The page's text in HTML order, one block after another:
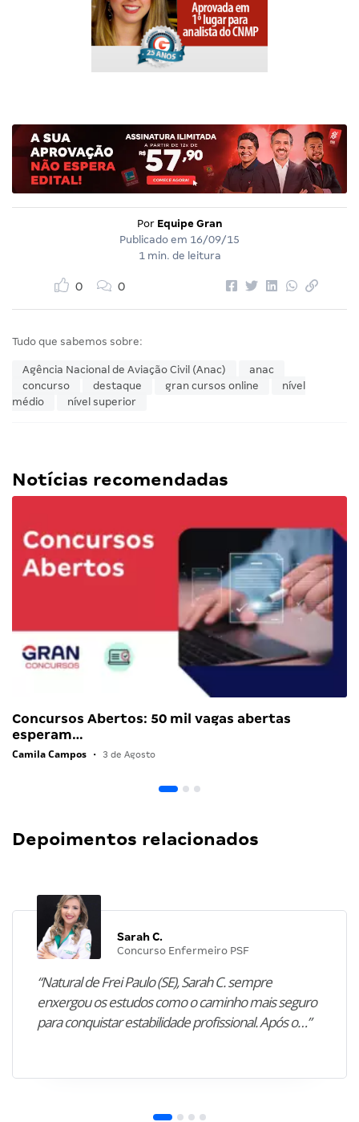
Por Equipe Gran
Publicado em 16/09/15
1 min. de leitura
0 0
Tudo que sabemos sobre:
Agência Nacional de Aviação Civil (Anac)
anac
concurso
destaque gran cursos online
nível
médio
nível superior
Notícias recomendadas
Concursos Abertos: 50 mil vagas abertas
esperam…
Camila Campos • 3 de Agosto
Depoimentos relacionados
Sarah C.
Concurso Enfermeiro PSF
“Natural de Frei Paulo (SE), Sarah C. sempre
enxergou os estudos como o caminho mais seguro
para conquistar estabilidade profissional. Após o…”